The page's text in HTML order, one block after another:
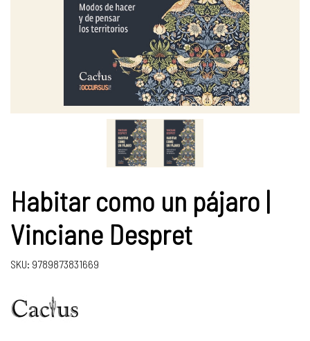
Habitar como un pájaro |
Vinciane Despret
SKU: 9789873831669